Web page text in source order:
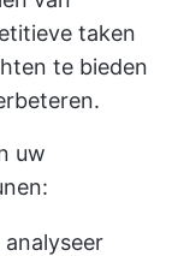
taken
te bieden
uw